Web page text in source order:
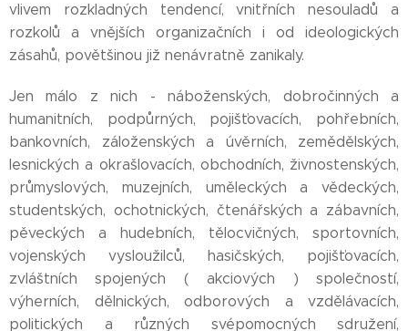
vlivem rozkladných tendencí, vnitřních nesouladů a
rozkolů a vnějších organizačních i od ideologických
zásahů, povětšinou již nenávratně zanikaly.
Jen málo z nich - náboženských, dobročinných a
humanitních, podpůrných, pojišťovacích, pohřebních,
bankovních, záloženských a úvěrních, zemědělských,
lesnických a okrašlovacích, obchodních, živnostenských,
průmyslových, muzejních, uměleckých a vědeckých,
studentských, ochotnických, čtenářských a zábavních,
pěveckých a hudebních, tělocvičných, sportovních,
vojenských vysloužilců, hasičských, pojišťovacích,
zvláštních spojených ( akciových ) společností,
výherních, dělnických, odborových a vzdělávacích,
politických a různých svépomocných sdružení,